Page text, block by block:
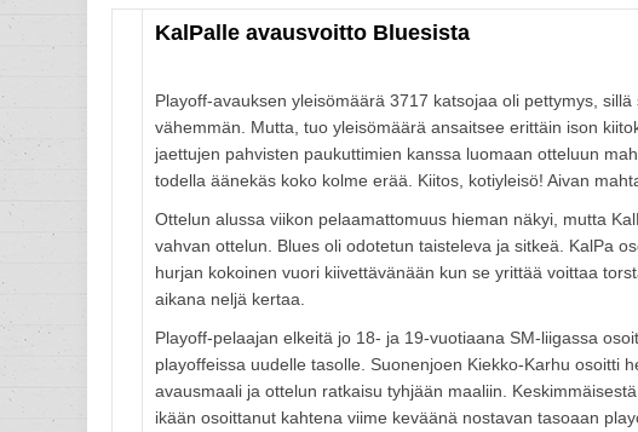
KalPalle avausvoitto Bluesista
Playoff-avauksen yleisömäärä 3717 katsojaa oli pettymys,
vähemmän. Mutta, tuo yleisömäärä ansaitsee erittäin ison
jaettujen pahvisten paukuttimien kanssa luomaan otteluun
todella äänekäs koko kolme erää. Kiitos, kotiyleisö! Aivan
Ottelun alussa viikon pelaamattomuus hieman näkyi, mutta
vahvan ottelun. Blues oli odotetun taisteleva ja sitkeä. KalPa
hurjan kokoinen vuori kiivettävänään kun se yrittää voittaa
aikana neljä kertaa.
Playoff-pelaajan elkeitä jo 18- ja 19-vuotiaana SM-liigassa
playoffeissa uudelle tasolle. Suonenjoen Kiekko-Karhu osoitti
avausmaali ja ottelun ratkaisu tyhjään maaliin.
ikään osoittanut kahtena viime keväänä nostavan tasoaan